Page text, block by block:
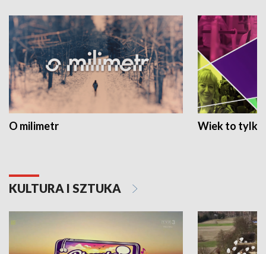
O milimetr Wiek to tylko
KULTURA I SZTUKA